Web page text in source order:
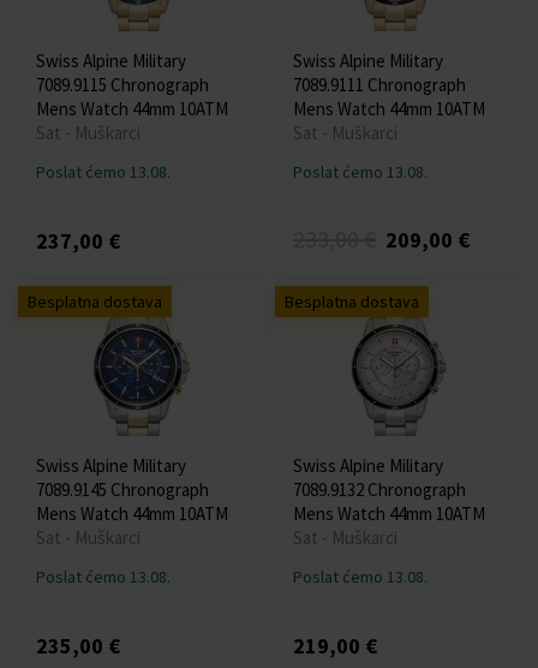
Swiss Alpine Military
7089.9115 Chronograph
Mens Watch 44mm 10ATM
Sat - Muškarci
Poslat ćemo 13.08.
237,00 €
Swiss Alpine Military
7089.9111 Chronograph
Mens Watch 44mm 10ATM
Sat - Muškarci
Poslat ćemo 13.08.
209,00 €
Besplatna dostava
Swiss Alpine Military
7089.9145 Chronograph
Mens Watch 44mm 10ATM
Sat - Muškarci
Poslat ćemo 13.08.
235,00 €
Besplatna dostava
Swiss Alpine Military
7089.9132 Chronograph
Mens Watch 44mm 10ATM
Sat - Muškarci
Poslat ćemo 13.08.
219,00 €